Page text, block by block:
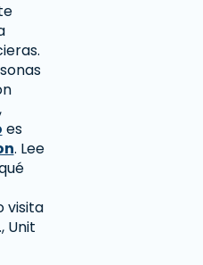
,
es
. Lee
visita
Unit